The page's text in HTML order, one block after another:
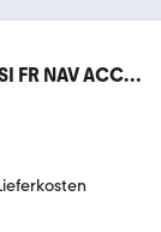
FR NAV ACC